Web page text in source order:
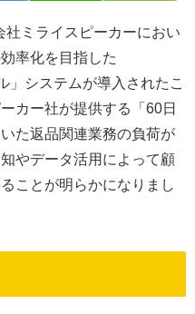
社ミライスピーカーにおい
率化を目指した
」システムが導入されたこ
カー社が提供する「60日
た返品関連業務の負荷が
やデータ活用によって顧
ことが明らかになりまし